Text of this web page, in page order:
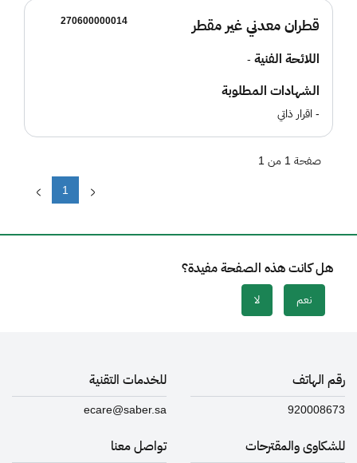
270600000014 قطران معدني غير مقطر
اللائحة الفنية -
الشهادات المطلوبة
- اقرار ذاتي
1
صفحة 1 من 1
هل كانت هذه الصفحة مفيدة؟
نعم لا
رقم الهاتف
920008673
للخدمات التقنية
ecare@saber.sa
للشكاوى والمقترحات تواصل معنا